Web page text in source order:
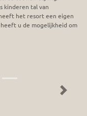
kinderen tal van
het resort een eigen
heeft u de mogelijkheid om
Next